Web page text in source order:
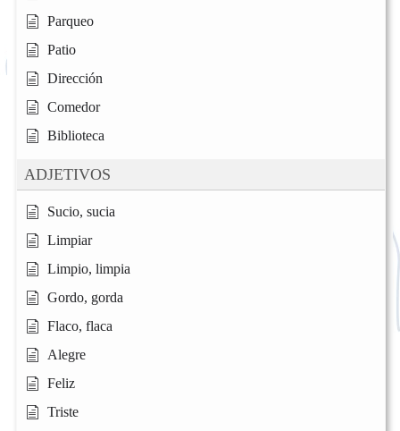
Parqueo
Patio
Dirección
Comedor
Biblioteca
ADJETIVOS
Sucio, sucia
Limpiar
Limpio, limpia
Gordo, gorda
Flaco, flaca
Alegre
Feliz
Triste